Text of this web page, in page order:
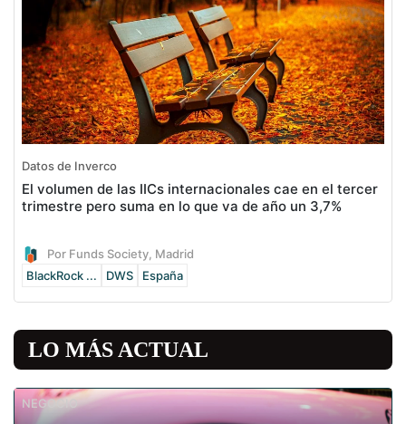
Datos de Inverco
El volumen de las IICs internacionales cae en el tercer
trimestre pero suma en lo que va de año un 3,7%
Por Funds Society, Madrid
BlackRock ...
DWS España
LO MÁS ACTUAL
NEGOCIO